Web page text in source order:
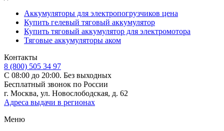
Аккумуляторы для электропогрузчиков цена
Купить гелевый тяговый аккумулятор
Купить тяговый аккумулятор для электромотора
Тяговые аккумуляторы аком
Контакты
8 (800) 505 34 97
С 08:00 до 20:00. Без выходных
Бесплатный звонок по России
г. Москва, ул. Новослободская, д. 62
Адреса выдачи в регионах
Меню